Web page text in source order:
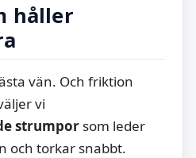
håller
vän. Och friktion
vi
strumpor som leder
och torkar snabbt.